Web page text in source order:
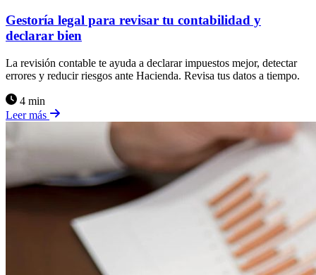
Gestoría legal para revisar tu contabilidad y
declarar bien
La revisión contable te ayuda a declarar impuestos mejor, detectar
errores y reducir riesgos ante Hacienda. Revisa tus datos a tiempo.
4 min
Leer más